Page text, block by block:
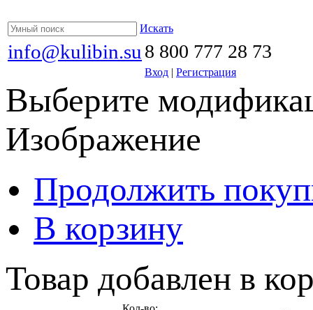
Искать
info@kulibin.su 8 800 777 28 73
Вход | Регистрация
Выберите
Изображение
Продолжить
В корзину
Товар добавлен в